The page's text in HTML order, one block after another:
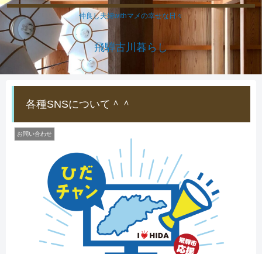
仲良し夫婦withマメの幸せな日々
飛騨古川暮らし
各種SNSについて＾＾
お問い合わせ